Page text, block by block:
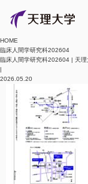
HOME
臨床人間学研究科202604
臨床人間学研究科202604 | 天理
|
2026.05.20